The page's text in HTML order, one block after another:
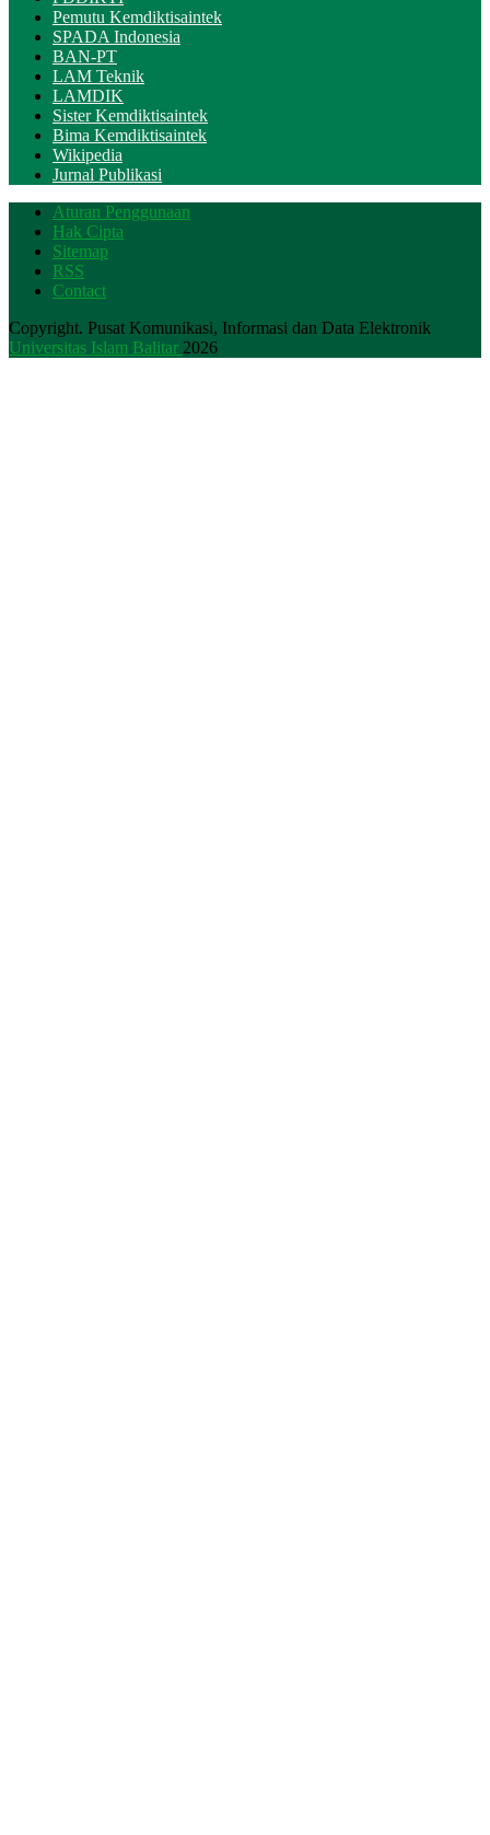
Pemutu Kemdiktisaintek
SPADA Indonesia
BAN-PT
LAM Teknik
LAMDIK
Sister Kemdiktisaintek
Bima Kemdiktisaintek
Wikipedia
Jurnal Publikasi
Aturan Penggunaan
Hak Cipta
Sitemap
RSS
Contact
Copyright. Pusat Komunikasi, Informasi dan Data Elektronik
Universitas Islam Balitar 2026